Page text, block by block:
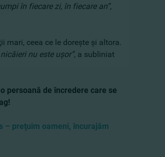
în fiecare zi, în fiecare an”,
mari, ceea ce le doreşte şi altora.
nu este uşor”, a subliniat
persoană de încredere care se
– preţuim oameni, încurajăm